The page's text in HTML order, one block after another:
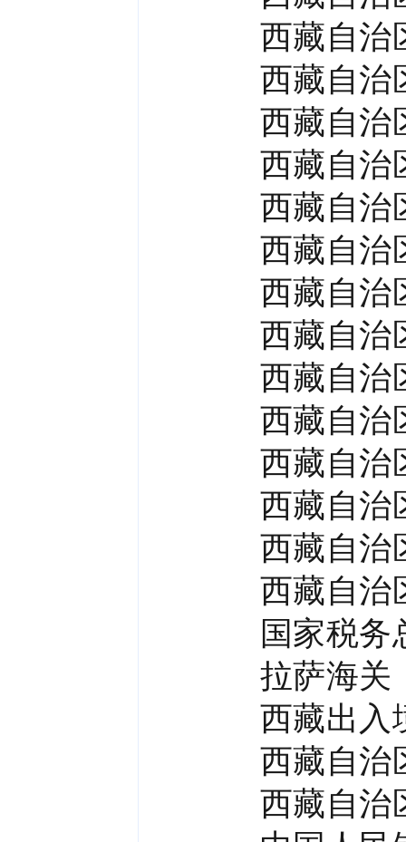
西藏自治
西藏自治
西藏自治
西藏自治
西藏自治
西藏自治
西藏自治
西藏自治
西藏自治
西藏自治
西藏自治
西藏自治
西藏自治
西藏自
国家税务
拉萨海关
西藏出入
西藏自治
西藏自治